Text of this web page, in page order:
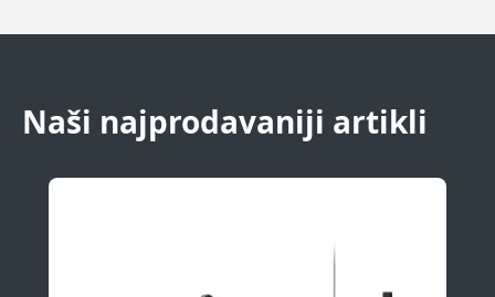
Naši najprodavaniji artikli